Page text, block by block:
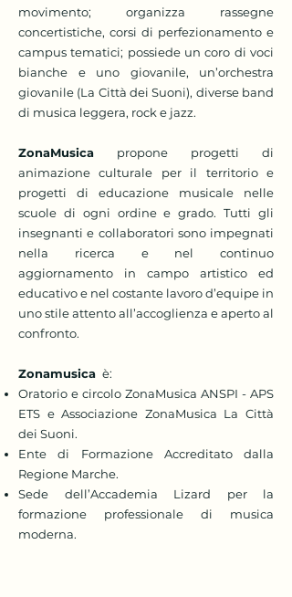
movimento; organizza rassegne
concertistiche, corsi di perfezionamento e
campus tematici; possiede un coro di voci
bianche e uno giovanile, un’orchestra
giovanile (La Città dei Suoni), diverse band
di musica leggera, rock e jazz.
ZonaMusica propone progetti di
animazione culturale per il territorio e
progetti di educazione musicale nelle
scuole di ogni ordine e grado. Tutti gli
insegnanti e collaboratori sono impegnati
nella ricerca e nel continuo
aggiornamento in campo artistico ed
educativo e nel costante lavoro d’equipe in
uno stile attento all’accoglienza e aperto al
confronto.
Zonamusica è:
Oratorio e circolo ZonaMusica ANSPI - APS
ETS e Associazione ZonaMusica La Città
dei Suoni.
Ente di Formazione Accreditato dalla
Regione Marche.
Sede dell’Accademia Lizard per la
formazione professionale di musica
moderna.